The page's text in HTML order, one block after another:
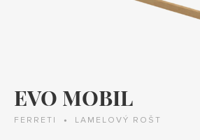
EVO MOBIL
FERRETI LAMELOVÝ ROŠT